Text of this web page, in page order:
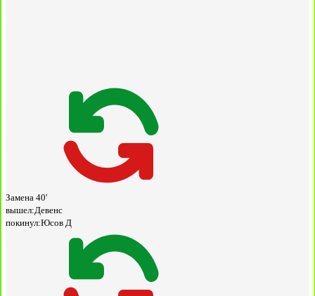
Замена 40'
вышел:Девенс
покинул:Юсов Д